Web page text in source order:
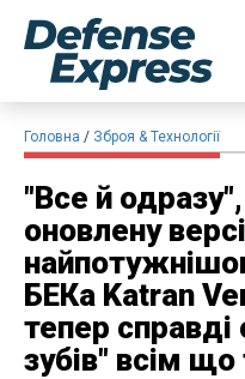
Головна Зброя & Технології
"Все й
оновлену
БЕКа Katran
тепер
зубів" всім що